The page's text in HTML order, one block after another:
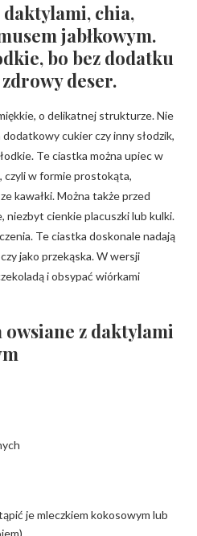
daktylami, chia,
jabłkowym.
bo bez dodatku
deser.
o delikatnej strukturze. Nie
cukier czy inny słodzik,
Te ciastka można upiec w
czyli w formie prostokąta,
kawałki. Można także przed
niezbyt cienkie placuszki lub kulki.
Te ciastka doskonale nadają
jako przekąska. W wersji
i obsypać wiórkami
z daktylami
je mleczkiem kokosowym lub